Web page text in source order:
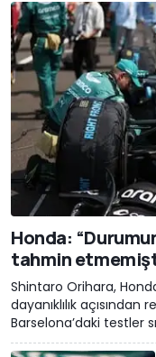
Honda:
tahmin
Shintaro Orihara,
dayanıklılık
Barselona’daki testler